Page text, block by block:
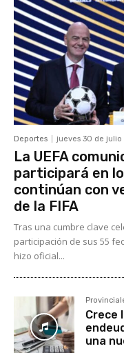
Deportes jueves 30 de
La UEFA
participará en
continúan con
de la FIFA
Tras una cumbre clave
participación de sus 55
hizo oficial...
Crece
una